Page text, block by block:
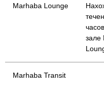
Marhaba Lounge
зале
Marhaba Transit